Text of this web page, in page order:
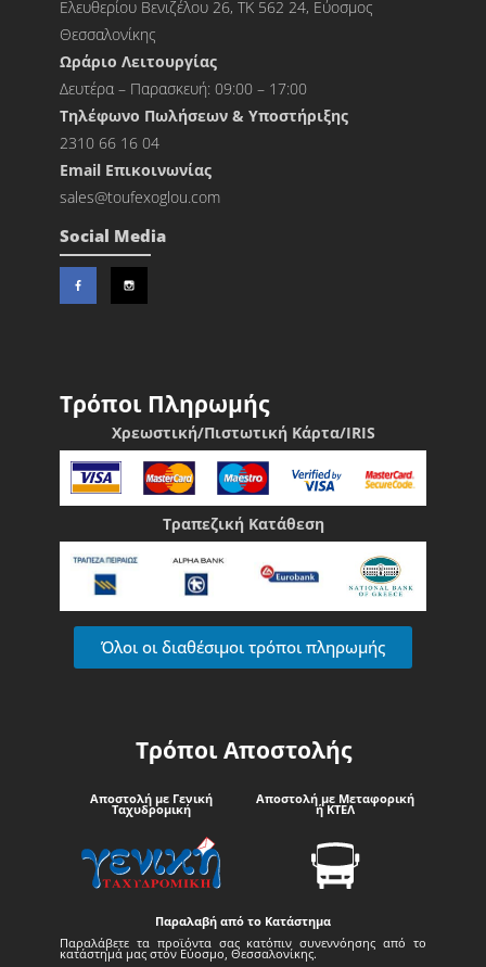
Ελευθερίου Βενιζέλου 26, ΤΚ 562 24, Εύοσμος
Θεσσαλονίκης
Ωράριο Λειτουργίας
Δευτέρα – Παρασκευή: 09:00 – 17:00
Τηλέφωνο Πωλήσεων & Υποστήριξης
2310 66 16 04
Εmail Επικοινωνίας
sales@toufexoglou.com
Social Media
Τρόποι Πληρωμής
Χρεωστική/Πιστωτική Κάρτα/IRIS
Τραπεζική Κατάθεση
Όλοι οι διαθέσιμοι τρόποι πληρωμής
Τρόποι Αποστολής
Αποστολή με Γενική
Ταχυδρομική
Αποστολή με Μεταφορική
ή ΚΤΕΛ
Παραλαβή από το Κατάστημα
Παραλάβετε τα προϊόντα σας κατόπιν συνεννόησης από το
κατάστημά μας στον Εύοσμο, Θεσσαλονίκης.